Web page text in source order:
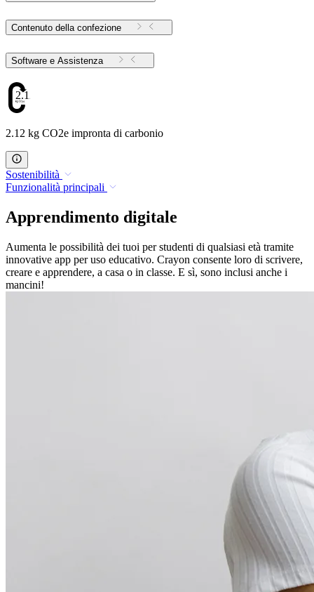
Contenuto della confezione
Software e Assistenza
2.12
2.12 kg CO2e impronta di carbonio
Sostenibilità
Funzionalità principali
Apprendimento digitale
Aumenta le possibilità dei tuoi per studenti di qualsiasi età tramite
innovative app per uso educativo. Crayon consente loro di scrivere,
creare e apprendere, a casa o in classe. E sì, sono inclusi anche i
mancini!